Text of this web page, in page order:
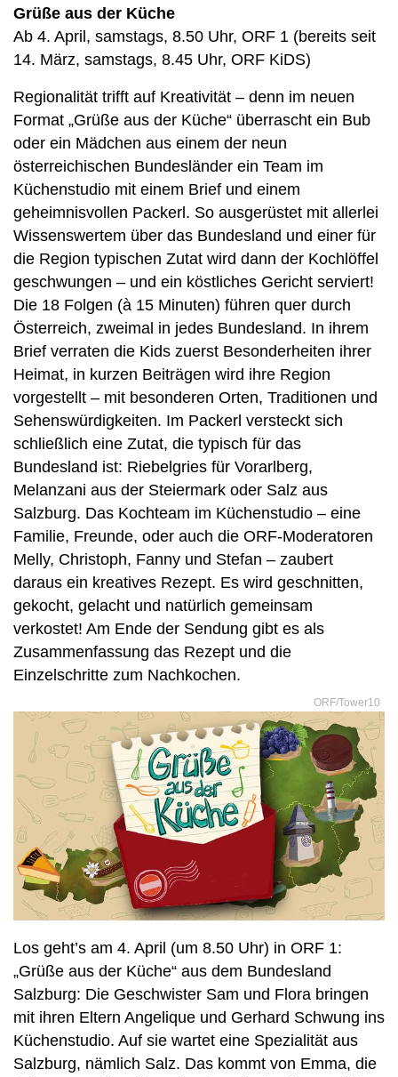
Grüße aus der Küche
Ab 4. April, samstags, 8.50 Uhr, ORF 1 (bereits seit
14. März, samstags, 8.45 Uhr, ORF KiDS)
Regionalität trifft auf Kreativität – denn im neuen
Format „Grüße aus der Küche“ überrascht ein Bub
oder ein Mädchen aus einem der neun
österreichischen Bundesländer ein Team im
Küchenstudio mit einem Brief und einem
geheimnisvollen Packerl. So ausgerüstet mit allerlei
Wissenswertem über das Bundesland und einer für
die Region typischen Zutat wird dann der Kochlöffel
geschwungen – und ein köstliches Gericht serviert!
Die 18 Folgen (à 15 Minuten) führen quer durch
Österreich, zweimal in jedes Bundesland. In ihrem
Brief verraten die Kids zuerst Besonderheiten ihrer
Heimat, in kurzen Beiträgen wird ihre Region
vorgestellt – mit besonderen Orten, Traditionen und
Sehenswürdigkeiten. Im Packerl versteckt sich
schließlich eine Zutat, die typisch für das
Bundesland ist: Riebelgries für Vorarlberg,
Melanzani aus der Steiermark oder Salz aus
Salzburg. Das Kochteam im Küchenstudio – eine
Familie, Freunde, oder auch die ORF-Moderatoren
Melly, Christoph, Fanny und Stefan – zaubert
daraus ein kreatives Rezept. Es wird geschnitten,
gekocht, gelacht und natürlich gemeinsam
verkostet! Am Ende der Sendung gibt es als
Zusammenfassung das Rezept und die
Einzelschritte zum Nachkochen.
ORF/Tower10
Los geht’s am 4. April (um 8.50 Uhr) in ORF 1:
„Grüße aus der Küche“ aus dem Bundesland
Salzburg: Die Geschwister Sam und Flora bringen
mit ihren Eltern Angelique und Gerhard Schwung ins
Küchenstudio. Auf sie wartet eine Spezialität aus
Salzburg, nämlich Salz. Das kommt von Emma, die